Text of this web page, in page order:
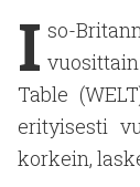
I so-
Table
erityisesti
korkein,